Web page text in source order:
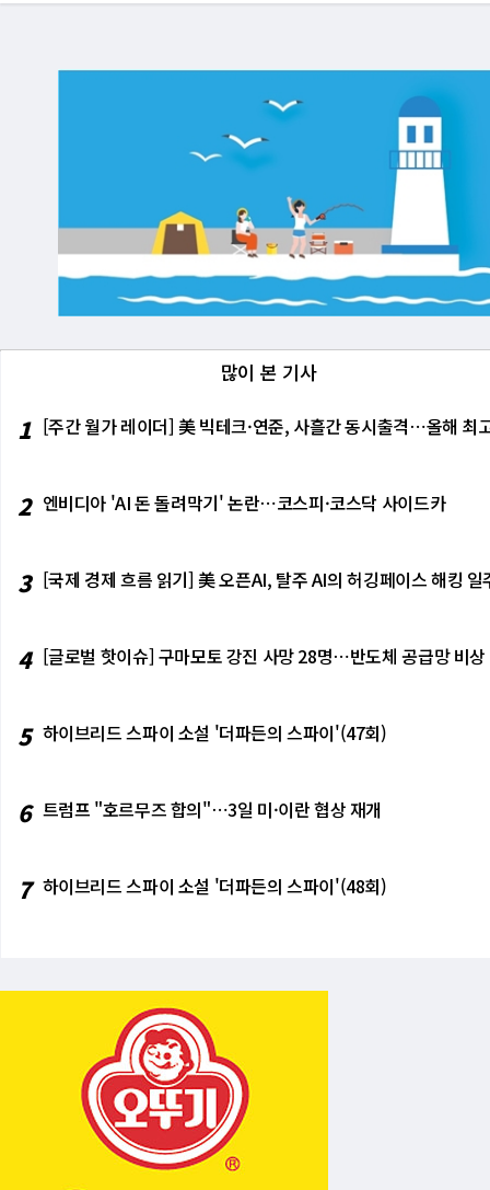
많이 본 기사
1 [주간 월가 레이더] 美 빅테크·연준, 사흘간 동시출격⋯올해 최
2 엔비디아 'AI 돈 돌려막기' 논란⋯코스피·코스닥 사이드카
3 [국제 경제 흐름 읽기] 美 오픈AI, 탈주 AI의 허깅페이스 해킹
4 [글로벌 핫이슈] 구마모토 강진 사망 28명⋯반도체 공급망 비상
5 하이브리드 스파이 소설 '더파든의 스파이'(47회)
6 트럼프 "호르무즈 합의"⋯3일 미·이란 협상 재개
7 하이브리드 스파이 소설 '더파든의 스파이'(48회)